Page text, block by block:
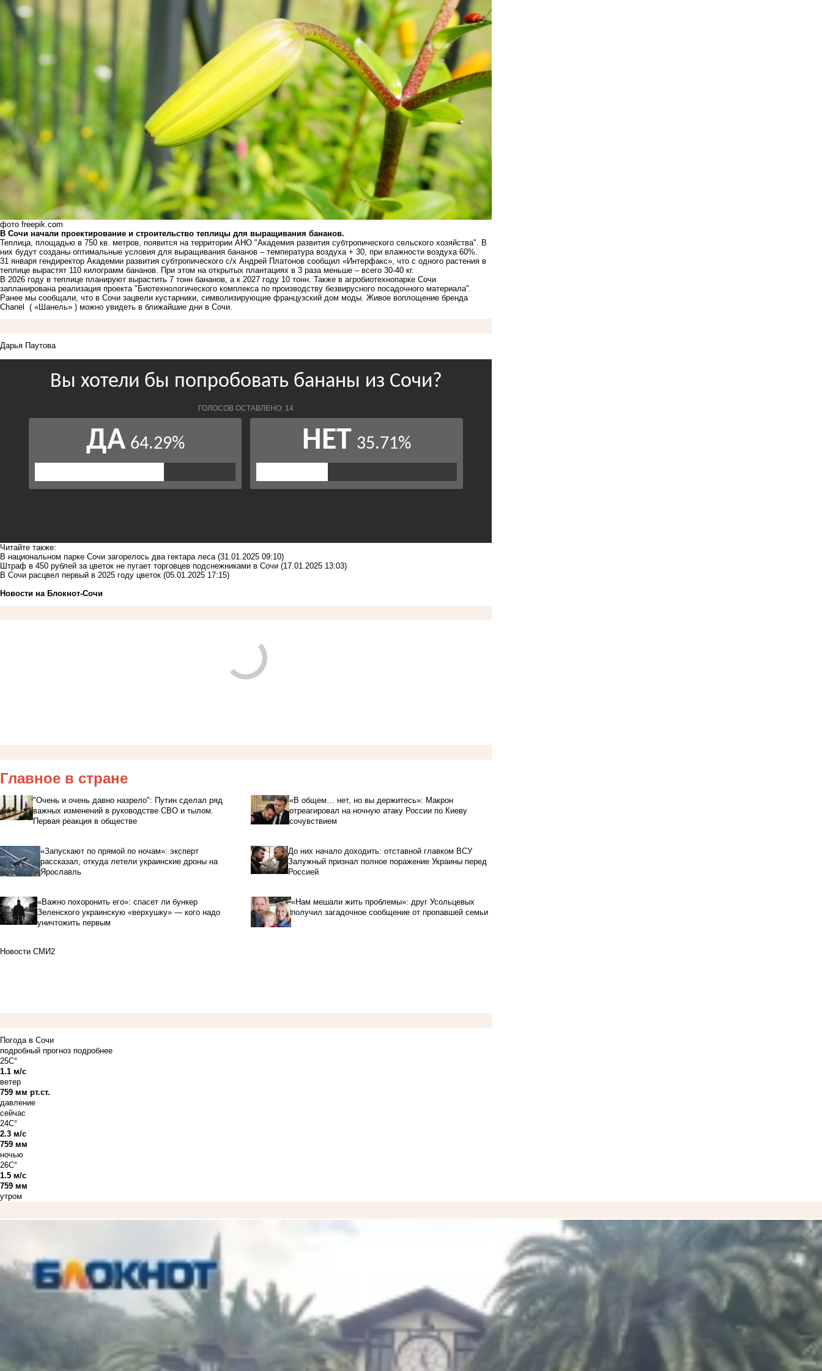
фото freepik.com
В Сочи начали проектирование и строительство теплицы для выращивания бананов.
Теплица, площадью в 750 кв. метров, появится на территории АНО "Академия развития субтропического сельского хозяйства". В
них будут созданы оптимальные условия для выращивания бананов – температура воздуха + 30, при влажности воздуха 60%.
31 января гендиректор Академии развития субтропического с/х Андрей Платонов сообщил «Интерфакс», что с одного растения в
теплице вырастят 110 килограмм бананов. При этом на открытых плантациях в 3 раза меньше – всего 30-40 кг.
В 2026 году в теплице планируют вырастить 7 тонн бананов, а к 2027 году 10 тонн. Также в агробиотехнопарке Сочи
запланирована реализация проекта "Биотехнологического комплекса по производству безвирусного посадочного материала".
Ранее мы сообщали, что в Сочи зацвели кустарники, символизирующие французский дом моды . Живое воплощение бренда
Chanel ( «Шанель» ) можно увидеть в ближайшие дни в Сочи.
Дарья Паутова
Читайте также:
В национальном парке Сочи загорелось два гектара леса (31.01.2025 09:10)
Штраф в 450 рублей за цветок не пугает торговцев подснежниками в Сочи (17.01.2025 13:03)
В Сочи расцвел первый в 2025 году цветок (05.01.2025 17:15)
Новости на Блoкнoт-Сочи
Главное в стране
"Очень и очень давно назрело": Путин сделал ряд
важных изменений в руководстве СВО и тылом.
Первая реакция в обществе
«В общем… нет, но вы держитесь»: Макрон
отреагировал на ночную атаку России по Киеву
сочувствием
«Запускают по прямой по ночам»: эксперт
рассказал, откуда летели украинские дроны на
Ярославль
До них начало доходить: отставной главком ВСУ
Залужный признал полное поражение Украины перед
Россией
«Важно похоронить его»: спасет ли бункер
Зеленского украинскую «верхушку» — кого надо
уничтожить первым
«Нам мешали жить проблемы»: друг Усольцевых
получил загадочное сообщение от пропавшей семьи
Новости СМИ2
Погода в Сочи
подробный прогноз подробнее
25C°
1.1 м/с
ветер
759 мм рт.ст.
давление
сейчас
24C°
2.3 м/с
759 мм
ночью
26C°
1.5 м/с
759 мм
утром